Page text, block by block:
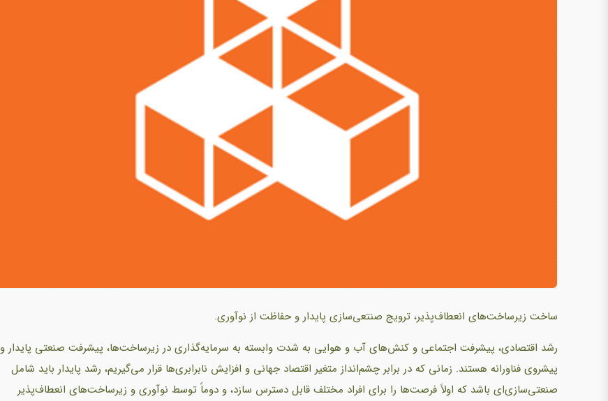
ساخت زیرساخت‌های انعطاف‌پذیر، ترویج صنتعی‌سازی پایدار و حفاظت از نوآوری.
رشد اقتصادی، پیشرفت اجتماعی و کنش‌های آب و هوایی به شدت وابسته به سرمایه‌گذاری در زیرساخت‌ها، پیشرفت صنعتی پایدار و
پیشروی فناورانه هستند. زمانی که در برابر چشم‌انداز متغیر اقتصاد جهانی و افزایش نابرابری‌ها قرار می‌گیریم، رشد پایدار باید شامل
صنعتی‌سازی‌ای باشد که اولاً فرصت‌ها را برای افراد مختلف قابل دسترس سازد، و دوماً توسط نوآوری و زیرساخت‌های انعطاف‌پذیر